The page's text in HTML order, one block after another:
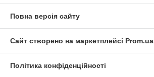
Повна версія сайту
Сайт створено на маркетплейсі Prom.ua
Політика конфіденційності